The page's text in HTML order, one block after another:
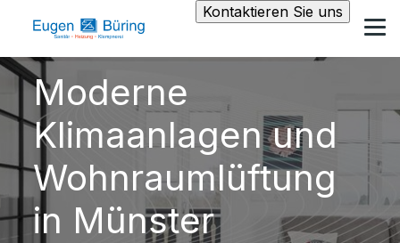
Kontaktieren Sie uns
Moderne
Klimaanlagen und
Wohnraumlüftung
in Münster